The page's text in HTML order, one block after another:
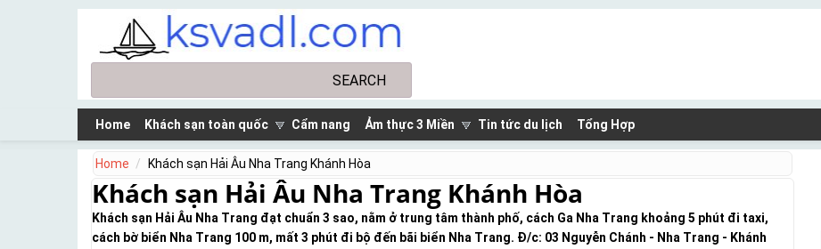
Skip to main content
Home Khách sạn toàn quốc Cẩm nang Ảm thực 3 Miền Tin tức du lịch Tổng Hợp
Home Khách sạn Hải Âu Nha Trang Khánh Hòa
Khách sạn Hải Âu Nha Trang Khánh Hòa
Khách sạn Hải Âu Nha Trang đạt chuẩn 3 sao, nằm ở trung tâm thành phố, cách Ga Nha Trang khoảng 5 phút đi taxi,
cách bờ biển Nha Trang 100 m, mất 3 phút đi bộ đến bãi biển Nha Trang. Đ/c: 03 Nguyễn Chánh - Nha Trang - Khánh